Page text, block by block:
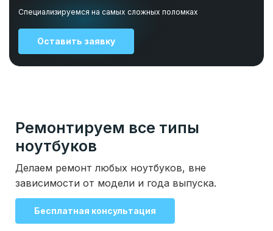
Специализируемся на самых сложных поломках
Оставить заявку
Ремонтируем все типы
ноутбуков
Делаем ремонт любых ноутбуков, вне
зависимости от модели и года выпуска.
Бесплатная консультация